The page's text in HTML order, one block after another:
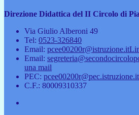
Direzione Didattica del II Circolo di
Via Giulio Alberoni 49
Tel: 0523-326840
Email: pcee00200r@istruzione.it
Email:
una mail
PEC: pcee00200r@pec.istruzione.it
C.F.: 80009310337